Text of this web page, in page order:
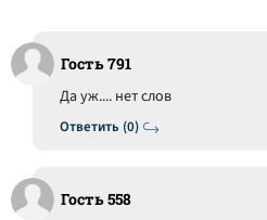
Гость 791
Ответить (0)
Да уж.... нет слов
Гость 558